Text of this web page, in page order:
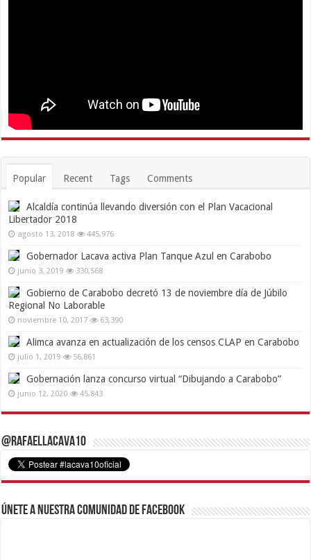
Popular Recent Tags Comments
Alcaldía continúa llevando diversión con el Plan Vacacional
Libertador 2018
agosto 13, 2018 445,976
Gobernador Lacava activa Plan Tanque Azul en Carabobo
junio 3, 2019 330,568
Gobierno de Carabobo decretó 13 de noviembre día de Júbilo
Regional No Laborable
noviembre 10, 2017 63,390
Alimca avanza en actualización de los censos CLAP en Carabobo
julio 1, 2019 56,861
Gobernación lanza concurso virtual “Dibujando a Carabobo”
junio 12, 2020 45,843
@RafaelLacava10
Únete a nuestra comunidad de Facebook